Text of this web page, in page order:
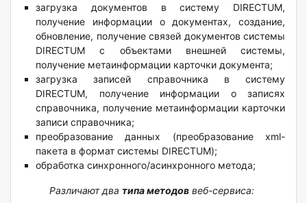
загрузка документов в систему DIRECTUM,
получение информации о документах, создание,
обновление, получение связей документов системы
DIRECTUM с объектами внешней системы,
получение метаинформации карточки документа;
загрузка записей справочника в систему
DIRECTUM, получение информации о записях
справочника, получение метаинформации карточки
записи справочника;
преобразование данных (преобразование xml-
пакета в формат системы DIRECTUM);
обработка синхронного/асинхронного метода;
Различают два типа методов веб-сервиса: